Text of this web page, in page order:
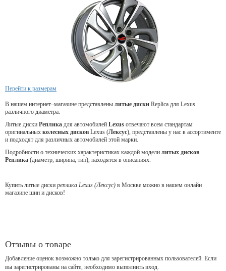
Перейти к размерам
В нашем интернет–магазине представлены литые диски Replica для Lexus
различного диаметра.
Литые диски Реплика для автомобилей Lexus отвечают всем стандартам
оригинальных колесных дисков Lexus (Лексус), представлены у нас в ассортименте
и подходят для различных автомобилей этой марки.
Подробности о технических характеристиках каждой модели литых дисков
Реплика (диаметр, ширина, тип), находятся в описаниях.
Купить литые диски реплика Lexus (Лексус) в Москве можно в нашем онлайн
магазине шин и дисков!
Отзывы о товаре
Добавление оценок возможно только для зарегистрированных пользователей. Если
вы зарегистрированы на сайте, необходимо выполнить вход.